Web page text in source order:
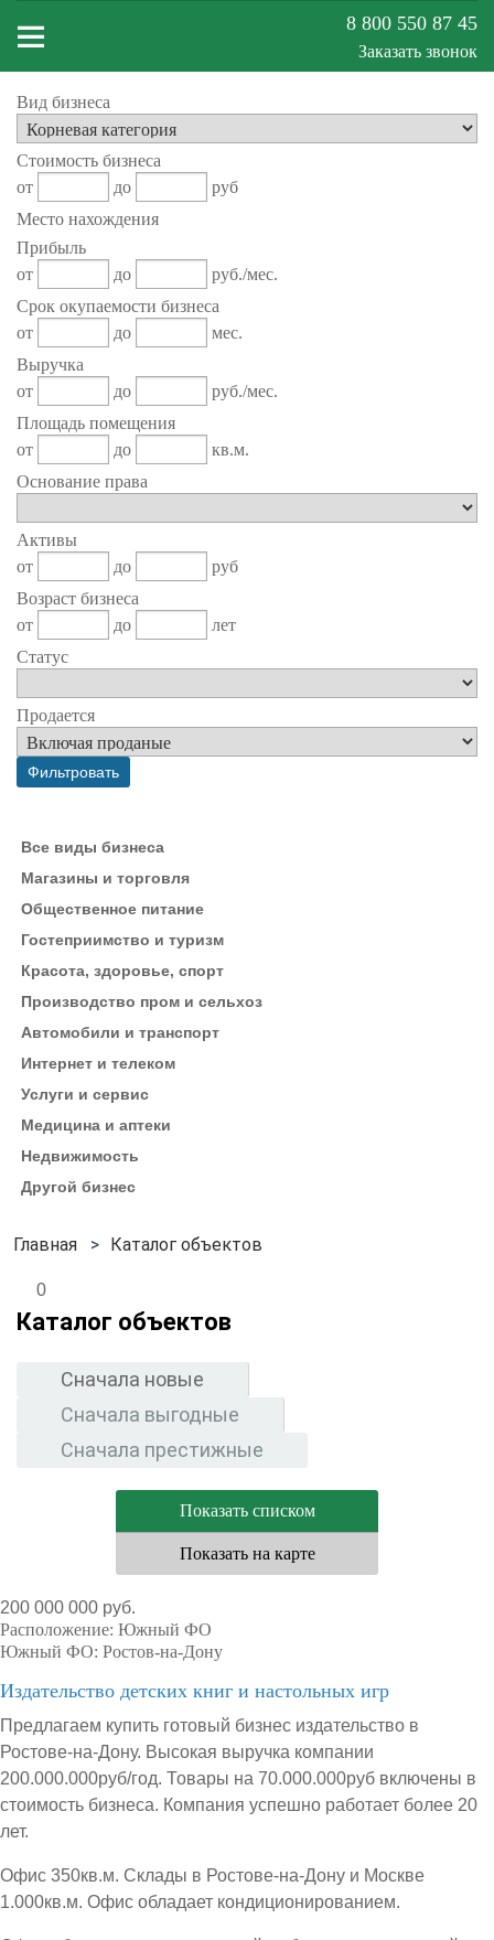
Меню
сайта
8 800 550 87 45
Заказать звонок
Вид бизнеса
Стоимость бизнеса
от
до
руб
Место нахождения
Прибыль
от
до
руб./мес.
Срок окупаемости бизнеса
от
до
мес.
Выручка
от
до
руб./мес.
Площадь помещения
от
до
кв.м.
Основание права
Активы
от
до
руб
Возраст бизнеса
от
до
лет
Статус
Продается
Все виды бизнеса
Магазины и торговля
Общественное питание
Гостеприимство и туризм
Красота, здоровье, спорт
Производство пром и сельхоз
Автомобили и транспорт
Интернет и телеком
Услуги и сервис
Медицина и аптеки
Недвижимость
Другой бизнес
Каталог объектов
0
Каталог объектов
Сначала новые
Сначала выгодные
Сначала престижные
Показать списком
Показать на карте
200 000 000 руб.
Расположение: Южный ФО
Южный ФО: Ростов-на-Дону
Издательство детских книг и настольных игр
Предлагаем купить готовый бизнес издательство в
Ростове-на-Дону. Высокая выручка компании
200.000.000руб/год. Товары на 70.000.000руб включены в
стоимость бизнеса. Компания успешно работает более 20
лет.
Офис 350кв.м. Склады в Ростове-на-Дону и Москве
1.000кв.м. Офис обладает кондиционированием.